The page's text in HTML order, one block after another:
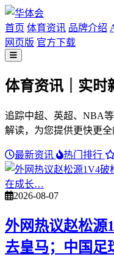
首页 体育资讯 品牌介绍
网页版 官方下载
体育资讯｜实时
追踪中超、英超、NBA
解读，为您提供更快更全
最新资讯 热门排行
2026-08-07
外网热议赵松源
去皇马；中国